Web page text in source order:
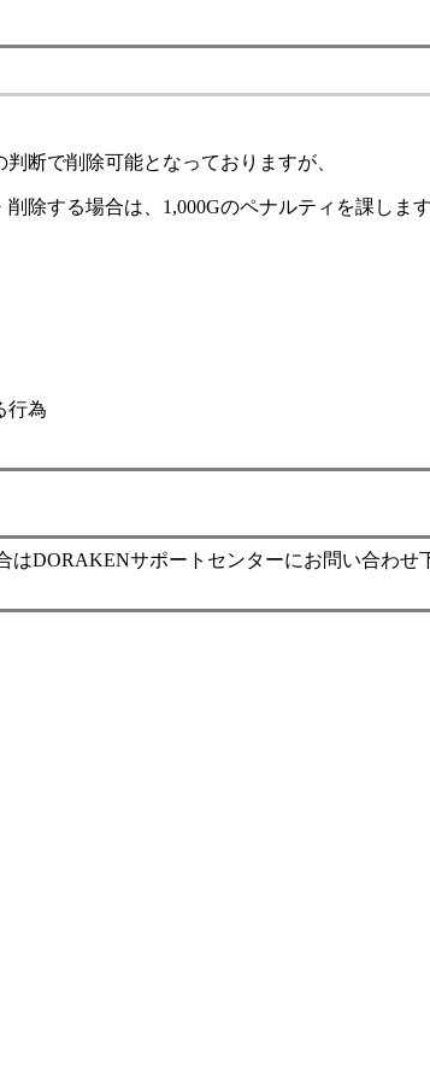
断で削除可能となっておりますが、
除する場合は、 1,000Gのペナルティを課しま
行為
はDORAKENサポートセンターにお問い合わせ